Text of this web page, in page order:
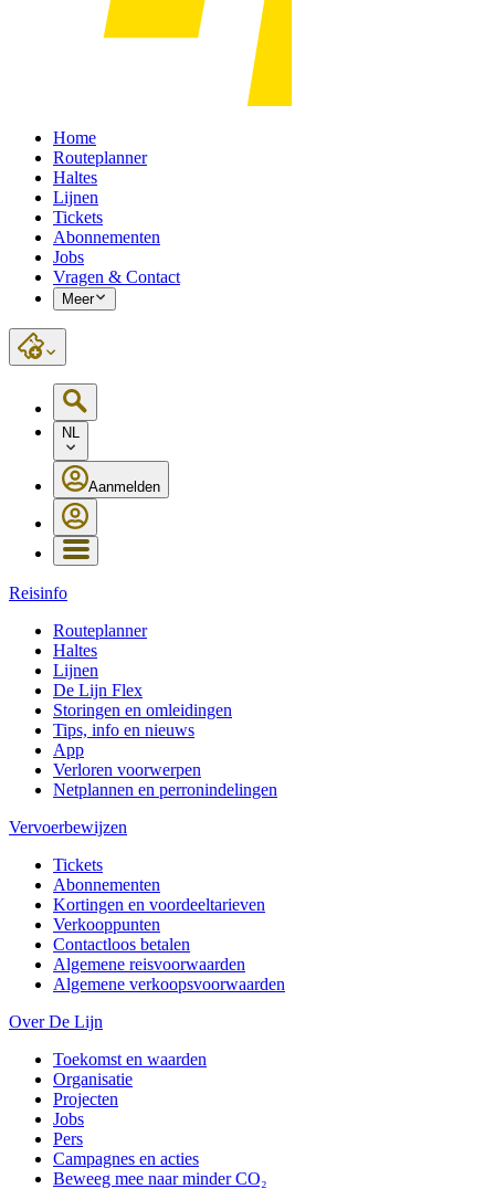
Home
Routeplanner
Haltes
Lijnen
Tickets
Abonnementen
Jobs
Vragen & Contact
Meer
NL
Aanmelden
Reisinfo
Routeplanner
Haltes
Lijnen
De Lijn Flex
Storingen en omleidingen
Tips, info en nieuws
App
Verloren voorwerpen
Netplannen en perronindelingen
Vervoerbewijzen
Tickets
Abonnementen
Kortingen en voordeeltarieven
Verkooppunten
Contactloos betalen
Algemene reisvoorwaarden
Algemene verkoopsvoorwaarden
Over De Lijn
Toekomst en waarden
Organisatie
Projecten
Jobs
Pers
Campagnes en acties
Beweeg mee naar minder CO₂